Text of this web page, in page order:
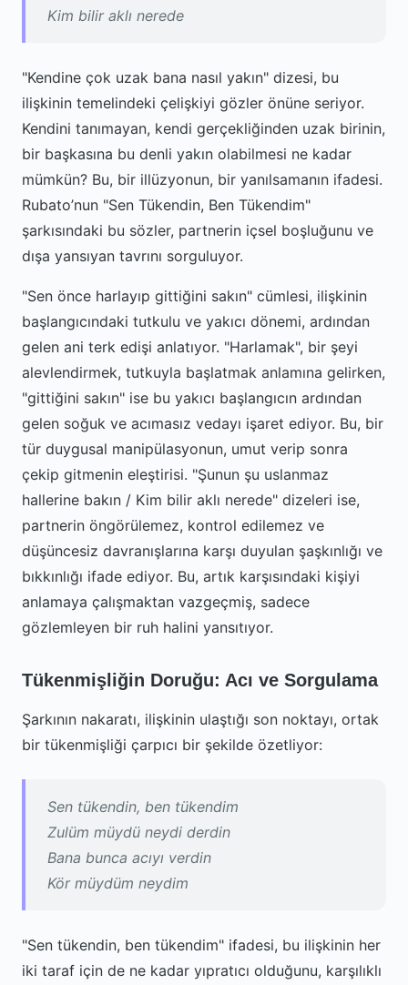
Kim bilir aklı nerede
"Kendine çok uzak bana nasıl yakın" dizesi, bu
ilişkinin temelindeki çelişkiyi gözler önüne seriyor.
Kendini tanımayan, kendi gerçekliğinden uzak birinin,
bir başkasına bu denli yakın olabilmesi ne kadar
mümkün? Bu, bir illüzyonun, bir yanılsamanın ifadesi.
Rubato’nun "Sen Tükendin, Ben Tükendim"
şarkısındaki bu sözler, partnerin içsel boşluğunu ve
dışa yansıyan tavrını sorguluyor.
"Sen önce harlayıp gittiğini sakın" cümlesi, ilişkinin
başlangıcındaki tutkulu ve yakıcı dönemi, ardından
gelen ani terk edişi anlatıyor. "Harlamak", bir şeyi
alevlendirmek, tutkuyla başlatmak anlamına gelirken,
"gittiğini sakın" ise bu yakıcı başlangıcın ardından
gelen soğuk ve acımasız vedayı işaret ediyor. Bu, bir
tür duygusal manipülasyonun, umut verip sonra
çekip gitmenin eleştirisi. "Şunun şu uslanmaz
hallerine bakın / Kim bilir aklı nerede" dizeleri ise,
partnerin öngörülemez, kontrol edilemez ve
düşüncesiz davranışlarına karşı duyulan şaşkınlığı ve
bıkkınlığı ifade ediyor. Bu, artık karşısındaki kişiyi
anlamaya çalışmaktan vazgeçmiş, sadece
gözlemleyen bir ruh halini yansıtıyor.
Tükenmişliğin Doruğu: Acı ve Sorgulama
Şarkının nakaratı, ilişkinin ulaştığı son noktayı, ortak
bir tükenmişliği çarpıcı bir şekilde özetliyor:
Sen tükendin, ben tükendim
Zulüm müydü neydi derdin
Bana bunca acıyı verdin
Kör müydüm neydim
"Sen tükendin, ben tükendim" ifadesi, bu ilişkinin her
iki taraf için de ne kadar yıpratıcı olduğunu, karşılıklı